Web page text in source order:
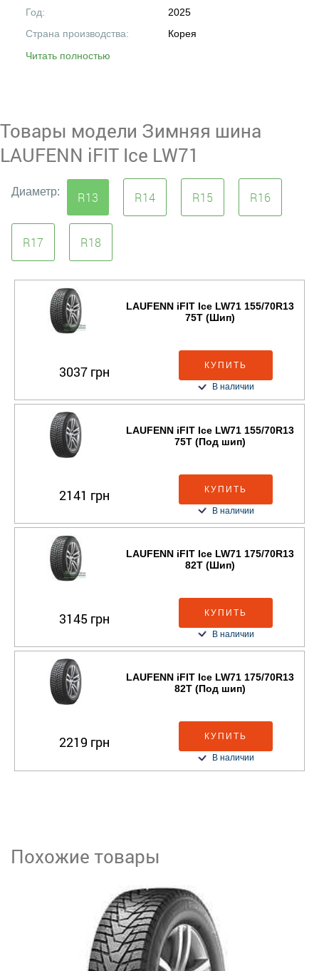
Год:
2025
Страна производства:
Корея
Читать полностью
Товары модели Зимняя шина
LAUFENN iFIT Ice LW71
Диаметр: R13 R14 R15 R16
R17 R18
LAUFENN iFIT Ice LW71 155/70R13
75T (Шип)
3037 грн КУПИТЬ
В наличии
LAUFENN iFIT Ice LW71 155/70R13
75T (Под шип)
2141 грн КУПИТЬ
В наличии
LAUFENN iFIT Ice LW71 175/70R13
82T (Шип)
3145 грн КУПИТЬ
В наличии
LAUFENN iFIT Ice LW71 175/70R13
82T (Под шип)
2219 грн КУПИТЬ
В наличии
Похожие товары